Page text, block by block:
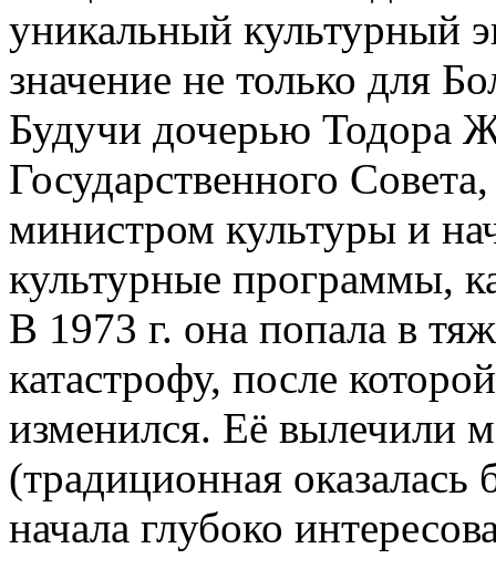
уникальный культурный
значение не только для
Будучи дочерью Тодора
Государственного
министром культуры и
культурные программы,
В 1973 г. она попала в
катастрофу, после
изменился. Её вылечили
(традиционная оказалась
начала глубоко